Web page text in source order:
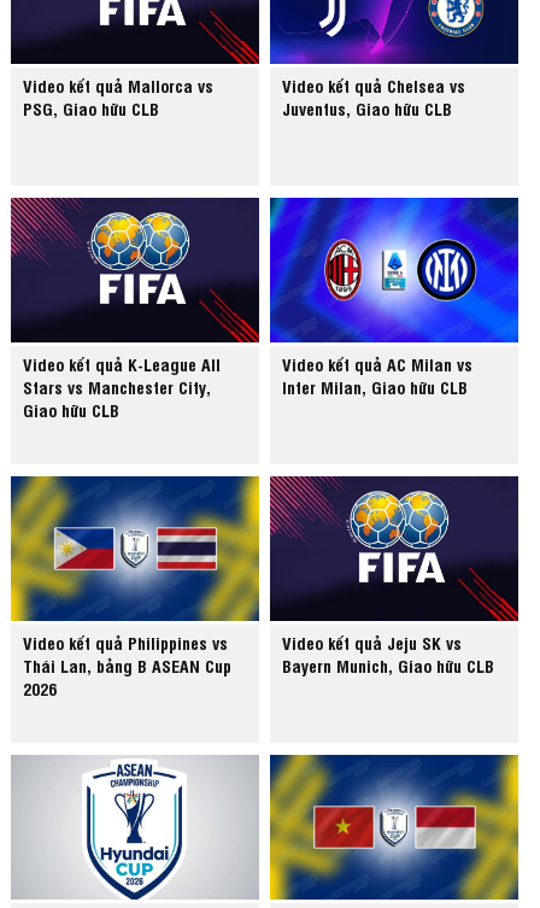
Video kết quả Mallorca vs
PSG, Giao hữu CLB
Video kết quả Chelsea vs
Juventus, Giao hữu CLB
Video kết quả K-League All
Stars vs Manchester City,
Giao hữu CLB
Video kết quả AC Milan vs
Inter Milan, Giao hữu CLB
Video kết quả Philippines vs
Thái Lan, bảng B ASEAN Cup
2026
Video kết quả Jeju SK vs
Bayern Munich, Giao hữu CLB